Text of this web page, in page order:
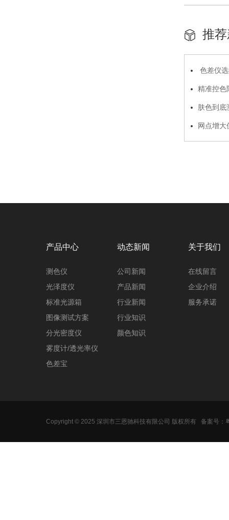
推
色差仪
精准控色
态硅胶标准
肤色到底
底层逻辑
网点增
产品中心
测色仪
光泽度仪
标准光源箱
图像测试方案
分光密度仪
雾度计/透光率仪
色差宝
动态新闻
公司新闻
产品新闻
行业新闻
行业知识
颜色知识
关于我们
在线留言
企业介绍
服务承诺
Copyright © 2025 深圳市三恩驰科技有限公司 版权所有 备案号：